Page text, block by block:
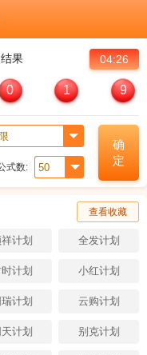
果 04:26
0 1 9
式数:
确
定
查看收藏
祥计划 全发计划
计划 小红计划
瑞计划 云购计划
天计划 别克计划